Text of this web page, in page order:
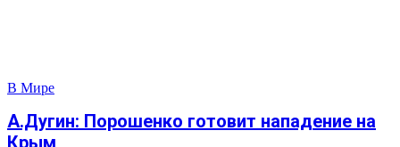
В Мире
А.Дугин: Порошенко готовит нападение на
Крым